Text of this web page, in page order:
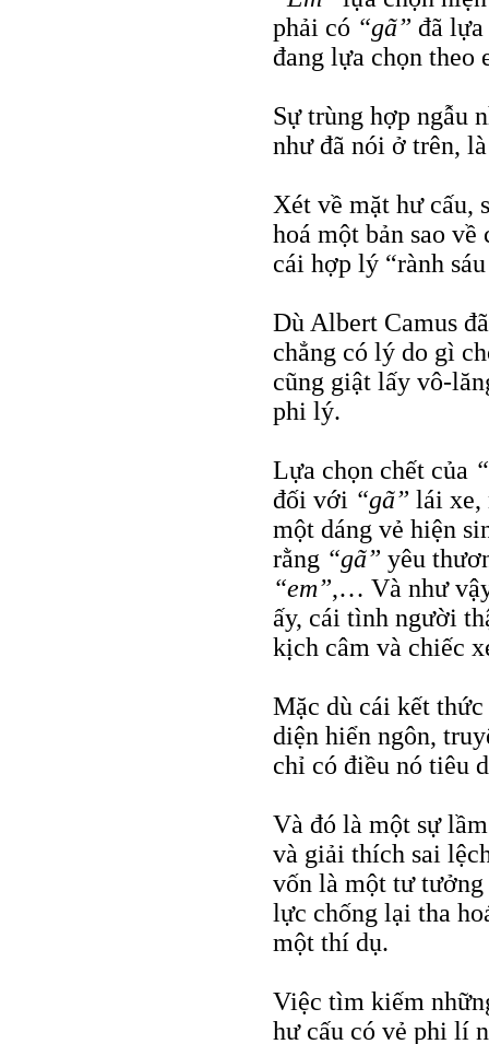
phải có “gã” đã
đang lựa chọn theo
Sự trùng hợp ngẫu
như đã nói ở trên,
Xét về mặt hư cấu,
hoá một bản sao
cái hợp lý “rành
Dù Albert Camus
chẳng có lý do gì
cũng giật lấy vô-
phi lý.
Lựa chọn chết của
đối với “gã” lái xe,
một dáng vẻ hiện
rằng “gã” yêu
“em”,… Và như
ấy, cái tình người
kịch câm và chiếc
Mặc dù cái kết
diện hiển ngôn,
chỉ có điều nó tiêu
Và đó là một sự
và giải thích sai
vốn là một tư
lực chống lại tha
một thí dụ.
Việc tìm kiếm
hư cấu có vẻ phi lí